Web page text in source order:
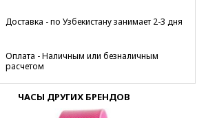
Доставка - по Узбекистану занимает 2-3 дня
Оплата - Наличным или безналичным
расчетом
ЧАСЫ ДРУГИХ БРЕНДОВ